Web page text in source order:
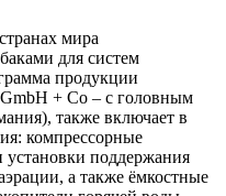
мира
для систем
продукции
+ Co – с головным
также включает в
компрессорные
установки поддержания
а также ёмкостные